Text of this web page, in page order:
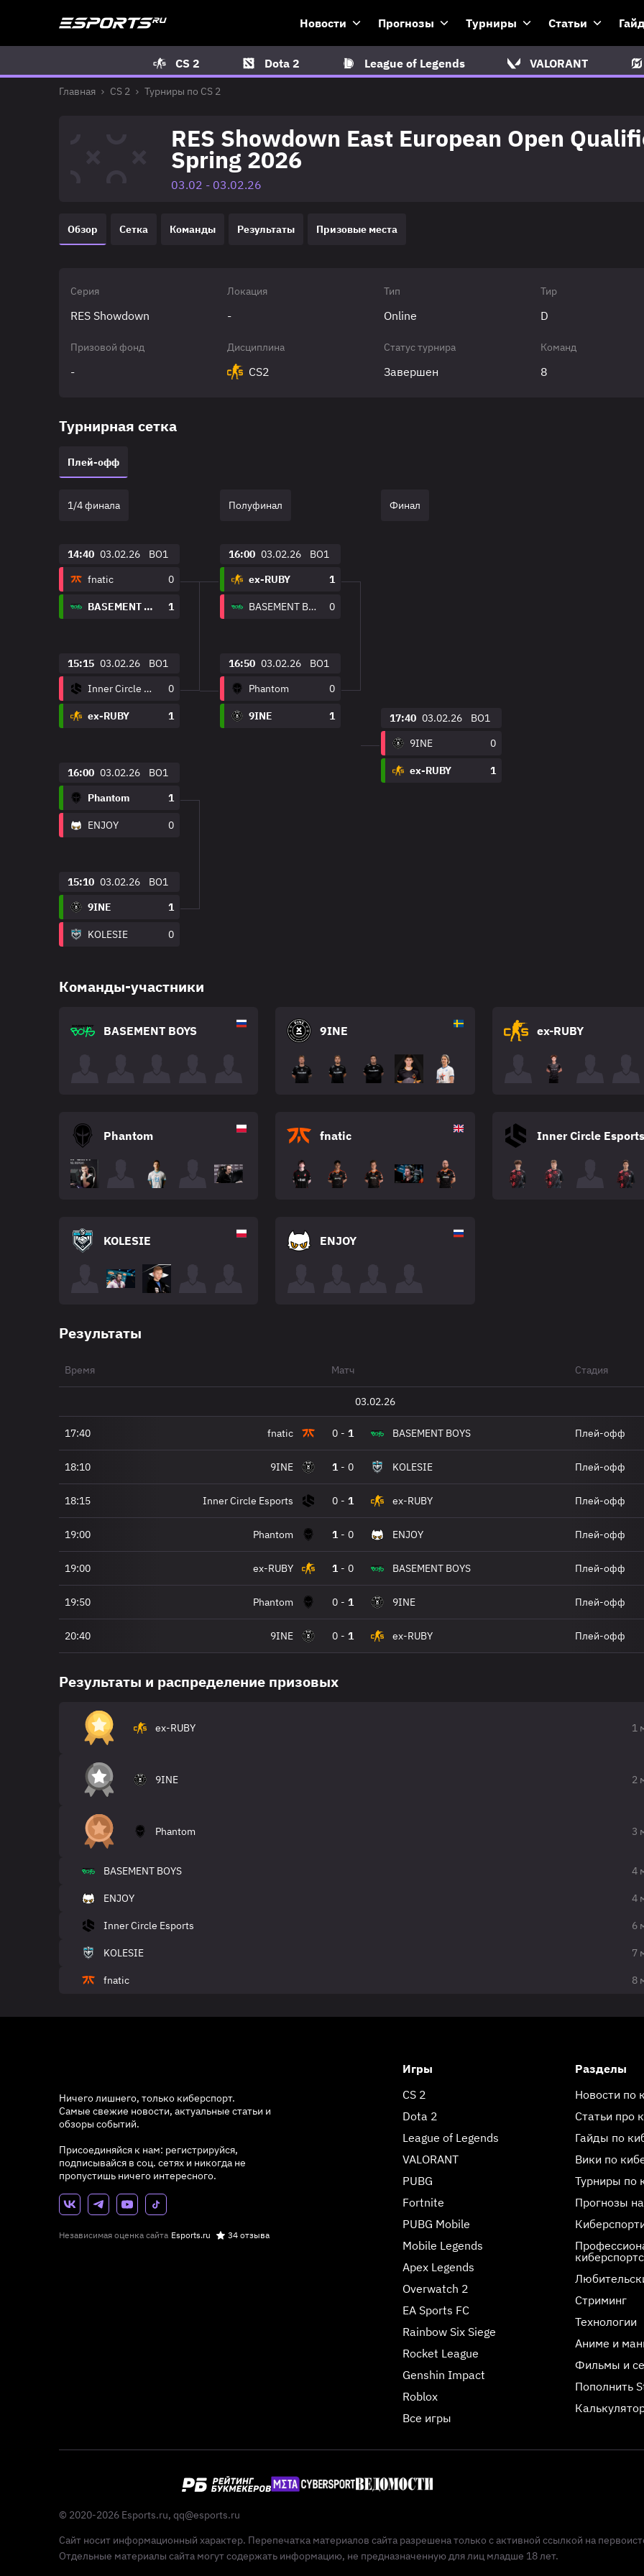
Новости Прогнозы Турниры Статьи
CS 2 Dota 2 League of Legends VALORANT
Главная CS 2 Турниры по CS 2
RES Showdown East European Open
Spring 2026
03.02 - 03.02.26
Обзор Сетка Команды Результаты Призовые места
Серия
RES Showdown
Локация
-
Тип
Online
Тир
D
Призовой фонд
-
Дисциплина
CS2
Статус турнира
Завершен
Команд
8
Турнирная сетка
Плей-офф
1/4 финала
14:40 03.02.26
BO1
fnatic
0
BASEMENT BOYS 1
15:15 03.02.26
BO1
Inner Circle Esports
0
ex-RUBY 1
16:00 03.02.26
BO1
Phantom
1
ENJOY 0
15:10 03.02.26
BO1
9INE
1
KOLESIE 0
Полуфинал
16:00 03.02.26
BO1
ex-RUBY
1
BASEMENT BOYS 0
16:50 03.02.26
BO1
Phantom
0
9INE 1
Финал
17:40 03.02.26
BO1
9INE
0
ex-RUBY 1
Команды-участники
BASEMENT BOYS 9INE ex-RUBY
Phantom fnatic Inner Circle Esports
KOLESIE ENJOY
Результаты
Время Матч Стадия
03.02.26
17:40 fnatic 0 - 1 BASEMENT BOYS Плей-офф
18:10 9INE 1 - 0 KOLESIE Плей-офф
18:15 Inner Circle Esports 0 - 1 ex-RUBY Плей-офф
19:00 Phantom 1 - 0 ENJOY Плей-офф
19:00 ex-RUBY 1 - 0 BASEMENT BOYS Плей-офф
19:50 Phantom 0 - 1 9INE Плей-офф
20:40 9INE 0 - 1 ex-RUBY Плей-офф
Результаты и распределение призовых
ex-RUBY 1
9INE 2
Phantom 3
BASEMENT BOYS 4
ENJOY 4
Inner Circle Esports 6
KOLESIE 7
fnatic 8
Ничего лишнего, только киберспорт.
Самые свежие новости, актуальные статьи и
обзоры событий.
Присоединяйся к нам: регистрируйся,
подписывайся в соц. сетях и никогда не
пропустишь ничего интересного.
Независимая оценка сайта Esports.ru 34 отзыва
Игры
CS 2
Dota 2
League of Legends
VALORANT
PUBG
Fortnite
PUBG Mobile
Mobile Legends
Apex Legends
Overwatch 2
EA Sports FC
Rainbow Six Siege
Rocket League
Genshin Impact
Roblox
Все игры
Разделы
Новости по
Статьи про
Гайды по
Вики по
Турниры по
Прогнозы
Стриминг
Технологии
Аниме и
Фильмы и
Пополнить
© 2020-2026 Esports.ru, qq@esports.ru
Сайт носит информационный характер. Перепечатка материалов сайта разрешена только с активной ссылкой на
Отдельные материалы сайта могут содержать информацию, не предназначенную для лиц младше 18 лет.